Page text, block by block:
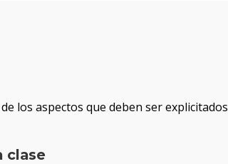
los aspectos que deben ser
clase